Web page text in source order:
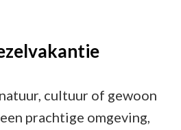
cultuur of gewoon
prachtige omgeving,